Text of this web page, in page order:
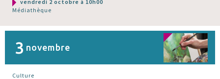
vendredi 2 octobre à 10h00
Médiathèque
3 novembre
Culture